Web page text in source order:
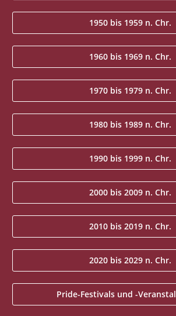
1950 bis 1959 n. Chr.
1960 bis 1969 n. Chr.
1970 bis 1979 n. Chr.
1980 bis 1989 n. Chr.
1990 bis 1999 n. Chr.
2000 bis 2009 n. Chr.
2010 bis 2019 n. Chr.
2020 bis 2029 n. Chr.
Pride-Festivals und -